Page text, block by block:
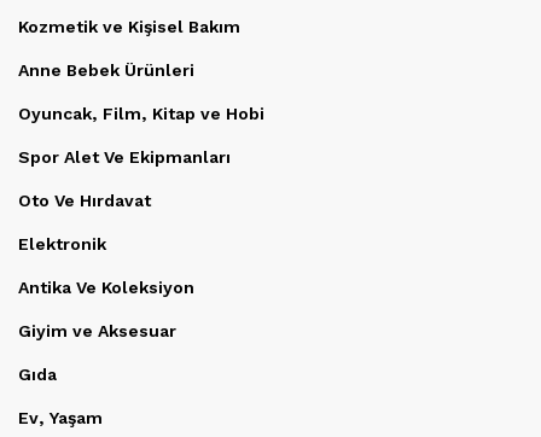
Kozmetik ve Kişisel Bakım
Anne Bebek Ürünleri
Oyuncak, Film, Kitap ve Hobi
Spor Alet Ve Ekipmanları
Oto Ve Hırdavat
Elektronik
Antika Ve Koleksiyon
Giyim ve Aksesuar
Gıda
Ev, Yaşam